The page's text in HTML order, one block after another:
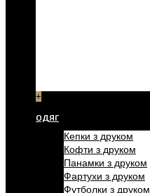
+
ОДЯГ
Кепки з друком
Кофти з друком
Панамки з друком
Фартухи з друком
Футболки з друком